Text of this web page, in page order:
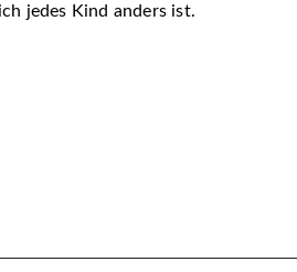
jedes Kind anders ist.